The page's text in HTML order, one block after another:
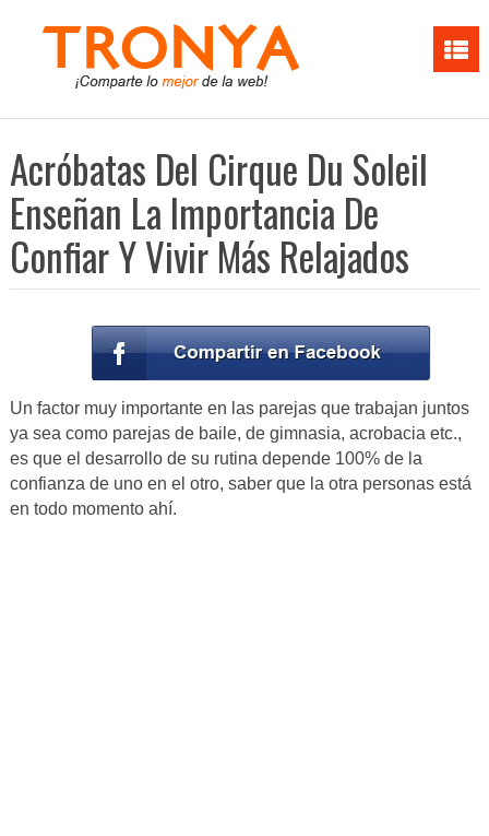
Acróbatas Del Cirque Du Soleil
Enseñan La Importancia De
Confiar Y Vivir Más Relajados
Un factor muy importante en las parejas que trabajan juntos
ya sea como parejas de baile, de gimnasia, acrobacia etc.,
es que el desarrollo de su rutina depende 100% de la
confianza de uno en el otro, saber que la otra personas está
en todo momento ahí.